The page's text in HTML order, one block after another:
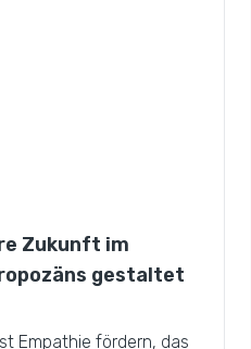
Zukunft im
gestaltet
Empathie fördern, das